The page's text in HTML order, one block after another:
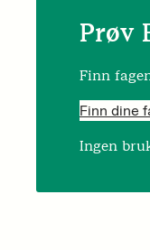
Prøv
Finn
Finn dine
Ingen